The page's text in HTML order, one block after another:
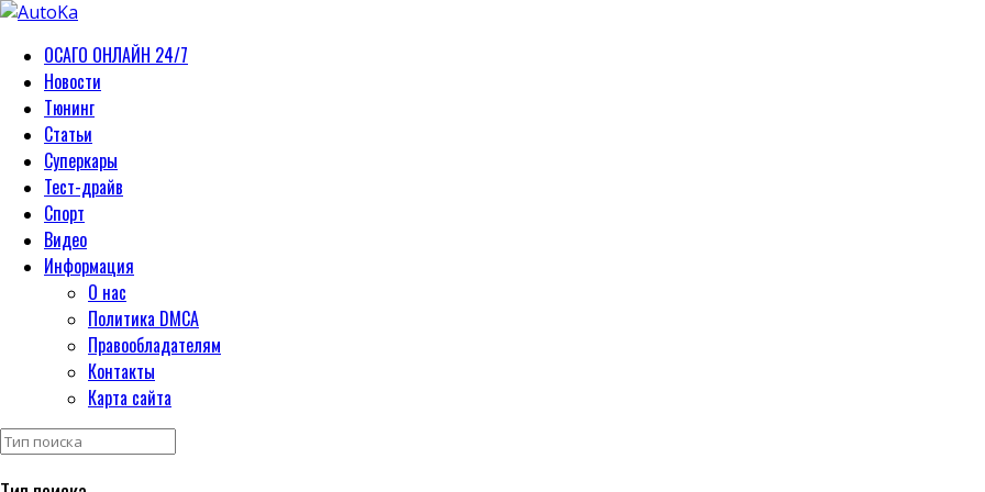
ОСАГО ОНЛАЙН 24/7
Новости
Тюнинг
Статьи
Суперкары
Тест-драйв
Спорт
Видео
Информация
О нас
Политика DMCA
Правообладателям
Контакты
Карта сайта